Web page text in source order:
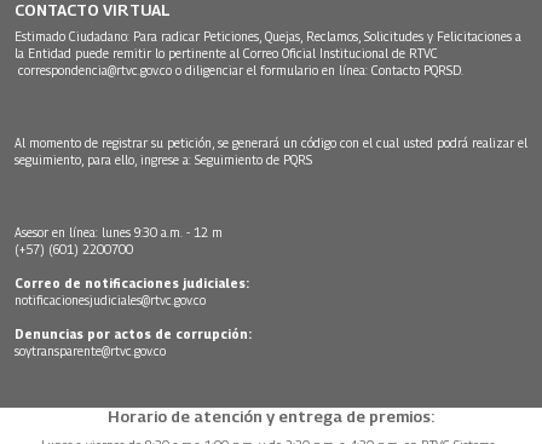
CONTACTO VIRTUAL
Estimado Ciudadano: Para radicar Peticiones, Quejas, Reclamos, Solicitudes y Felicitaciones a
la Entidad puede remitir lo pertinente al Correo Oficial Institucional de RTVC
correspondencia@rtvc.gov.co o diligenciar el formulario en línea: Contacto PQRSD.
Al momento de registrar su petición, se generará un código con el cual usted podrá realizar el
seguimiento, para ello, ingrese a: Seguimiento de PQRS
Asesor en línea: lunes 9:30 a.m. - 12 m
(+57) (601) 2200700
Correo de notificaciones judiciales:
notificacionesjudiciales@rtvc.gov.co
Denuncias por actos de corrupción:
soytransparente@rtvc.gov.co
Horario de atención y entrega de premios: